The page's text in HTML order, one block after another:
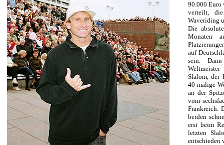
90.000 Euro
verteilt,
Waveriding
Die
Monaten
auf
sein. Dann
Slalom, der
40-malige
an der
vom
Frankreich.
beiden
erst beim
letzten
entschieden